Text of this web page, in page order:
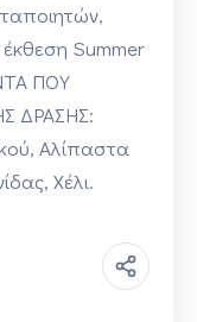
έκθεση Summer
ΠΟΥ
ΔΡΑΣΗΣ:
Αλίπαστα
Χέλι.